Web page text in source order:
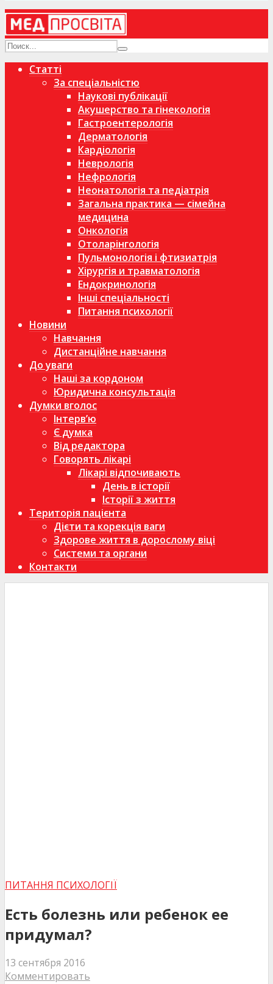
Статті
За спеціальністю
Наукові публікації
Акушерство та гінекологія
Гастроентерологія
Дерматологія
Кардіологія
Неврологія
Нефрологія
Неонатологія та педіатрія
Загальна практика — сімейна
медицина
Онкологія
Отоларінгологія
Пульмонологія і фтизиатрія
Хірургія и травматологія
Ендокринологія
Інші спеціальності
Питання психології
Новини
Навчання
Дистанційне навчання
До уваги
Наші за кордоном
Юридична консультація
Думки вголос
Інтерв’ю
Є думка
Від редактора
Говорять лікарі
Лікарі відпочивають
День в історії
Історії з життя
Територія пацієнта
Дієти та корекція ваги
Здорове життя в дорослому віці
Системи та органи
Контакти
ПИТАННЯ ПСИХОЛОГІЇ
Есть болезнь или ребенок ее
придумал?
13 сентября 2016
Комментировать